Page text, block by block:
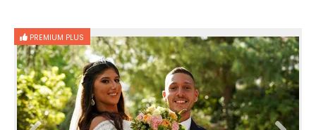
PREMIUM PLUS